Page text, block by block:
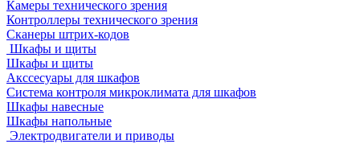
Камеры технического зрения
Контроллеры технического зрения
Сканеры штрих-кодов
Шкафы и щиты
Шкафы и щиты
Акссесуары для шкафов
Система контроля микроклимата для шкафов
Шкафы навесные
Шкафы напольные
Электродвигатели и приводы